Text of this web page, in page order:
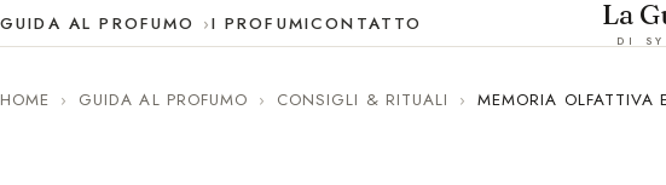
GUIDA AL PROFUMO I PROFUMICONTATTO La
DI
HOME › GUIDA AL PROFUMO › CONSIGLI & RITUALI › MEMORIA OLFATTIVA